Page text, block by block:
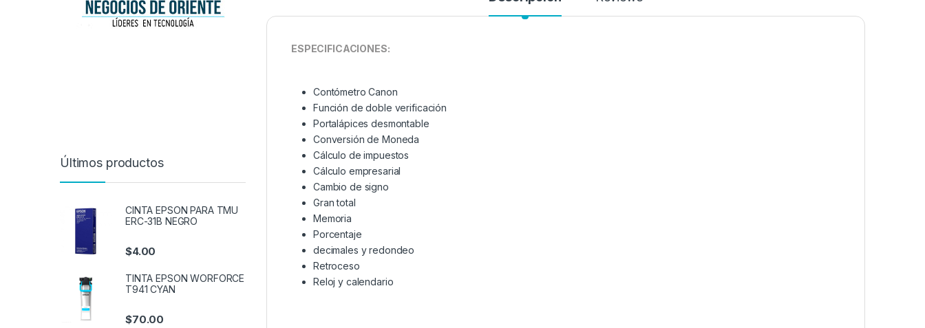
ESPECIFICACIONES:
Contómetro Canon
Función de doble verificación
Portalápices desmontable
Conversión de Moneda
Cálculo de impuestos
Cálculo empresarial
Cambio de signo
Gran total
Memoria
Porcentaje
decimales y redondeo
Retroceso
Reloj y calendario
Últimos productos
CINTA EPSON PARA TMU
ERC-31B NEGRO
$4.00
TINTA EPSON WORFORCE
T941 CYAN
$70.00